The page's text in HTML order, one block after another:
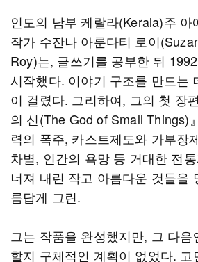
인도의 남부 케랄라(Kerala)주
작가 수잔나 아룬다티 로이
Roy)는, 글쓰기를 공부한 뒤
시작했다. 이야기 구조를 만드는
이 걸렸다. 그리하여, 그의 첫 장
의 신(The God of Small Things)
력의 폭주, 카스트제도와 가부장
차별, 인간의 욕망 등 거대한 전
너져 내린 작고 아름다운 것들을
름답게 그린.
그는 작품을 완성했지만, 그 다음
할지 구체적인 계획이 없었다.